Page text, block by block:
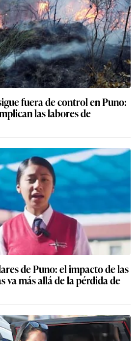
fuera de control en Puno:
las labores de
de Puno: el impacto de las
va más allá de la pérdida de